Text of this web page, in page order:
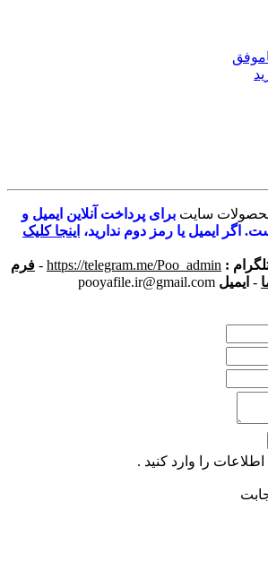
سایت برای پرداخت آنلاین ایمیل و
اگر ایمیل یا رمز دوم ندارید، اینجا کلیک
:
https://telegram.me/Poo_admin
- فرم
- ایمیل pooyafile.ir@gmail.com
اطلاعات را وارد کنید .